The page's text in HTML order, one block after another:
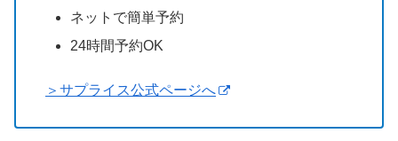
ネットで簡単予約
24時間予約OK
＞サプライス公式ページへ